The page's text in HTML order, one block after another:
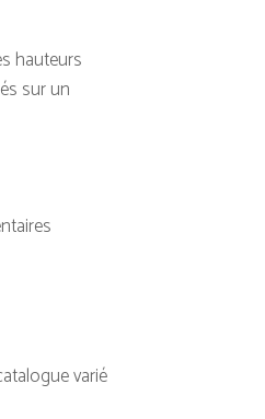
hauteurs
sur un
varié